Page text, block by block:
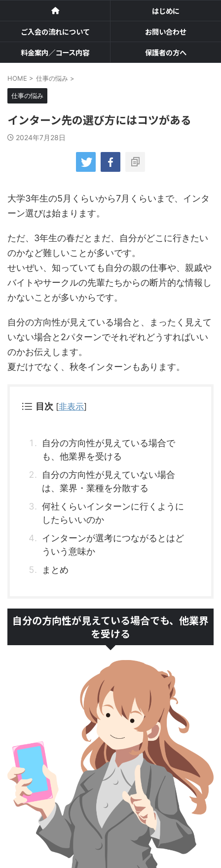
はじめに
ご入会の流れについて
お問い合わせ
料金案内／コース内容
保護者の方へ
HOME > 仕事の悩み >
仕事の悩み
インターン先の選び方にはコツがある
2024年7月28日
大学3年生の5月くらいから7月くらいまで、インタ
ーン選びは始まります。
ただ、3年生の春だとまだ、自分がどこに行きたい
のかなど難しいことが多いです。
せいぜい、知っていても自分の親の仕事や、親戚や
バイトやサークルの先輩たちからの断片的な情報し
かないことが多いからです。
自分の方向性が見えている場合と、まったく見えて
いない場合と2パターンでそれぞれどうすればいい
のかお伝えします。
夏だけでなく、秋冬インターンもあります。
目次 [非表示]
自分の方向性が見えている場合で
も、他業界を受ける
自分の方向性が見えていない場合
は、業界・業種を分散する
何社くらいインターンに行くように
したらいいのか
インターンが選考につながるとはど
ういう意味か
まとめ
自分の方向性が見えている場合でも、他業界
を受ける